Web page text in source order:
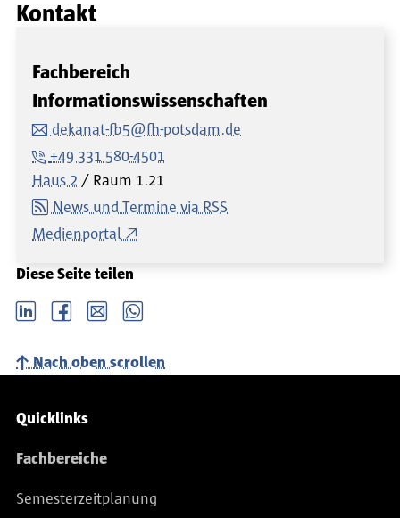
Kontakt
Fachbereich
Informationswissenschaften
dekanat-fb5@fh-potsdam.de
+49 331 580-4501
Haus 2
Raum 1.21
News und Termine via RSS
Medienportal
Diese Seite teilen
LinkedIn Facebook email Whatsapp
Nach oben scrollen
Service-Navigation
Quicklinks
Fachbereiche
Semesterzeitplanung